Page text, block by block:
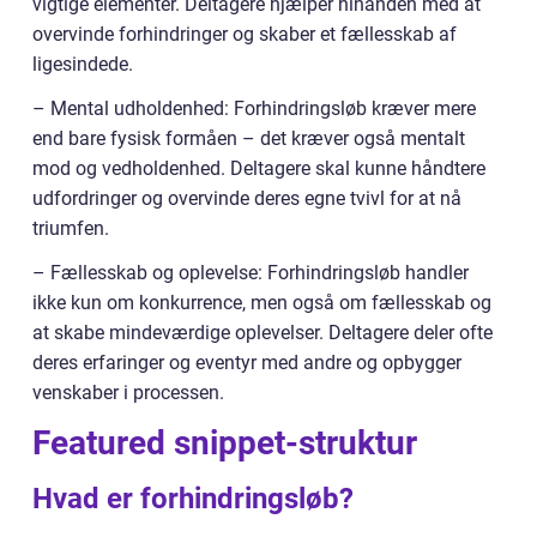
vigtige elementer. Deltagere hjælper hinanden med at
overvinde forhindringer og skaber et fællesskab af
ligesindede.
– Mental udholdenhed: Forhindringsløb kræver mere
end bare fysisk formåen – det kræver også mentalt
mod og vedholdenhed. Deltagere skal kunne håndtere
udfordringer og overvinde deres egne tvivl for at nå
triumfen.
– Fællesskab og oplevelse: Forhindringsløb handler
ikke kun om konkurrence, men også om fællesskab og
at skabe mindeværdige oplevelser. Deltagere deler ofte
deres erfaringer og eventyr med andre og opbygger
venskaber i processen.
Featured snippet-struktur
Hvad er forhindringsløb?